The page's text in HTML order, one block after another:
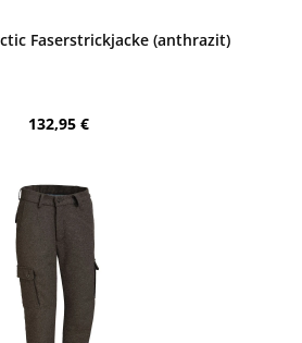
Faserstrickjacke (anthrazit)
Regulärer Preis:
132,95 €